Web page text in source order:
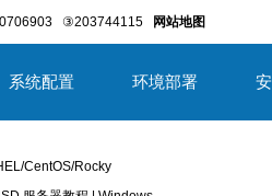
③203744115 网站地图
系统配置 环境部署
CentOS/Rocky